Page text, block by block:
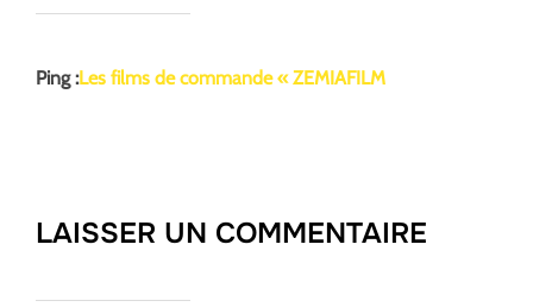
Ping :Les films de commande « ZEMIAFILM
LAISSER UN COMMENTAIRE